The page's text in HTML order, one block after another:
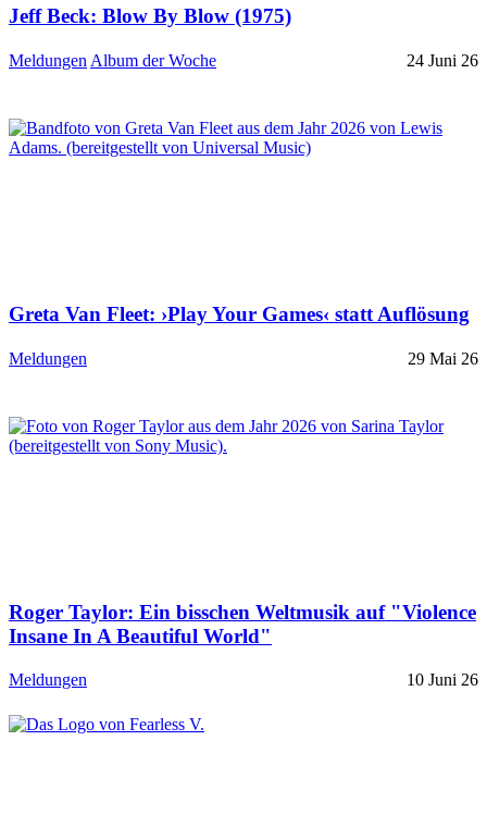
Jeff Beck: Blow By Blow (1975)
Meldungen Album der Woche 24 Juni 26
Greta Van Fleet: ›Play Your Games‹ statt Auflösung
Meldungen 29 Mai 26
Roger Taylor: Ein bisschen Weltmusik auf "Violence
Insane In A Beautiful World"
Meldungen 10 Juni 26